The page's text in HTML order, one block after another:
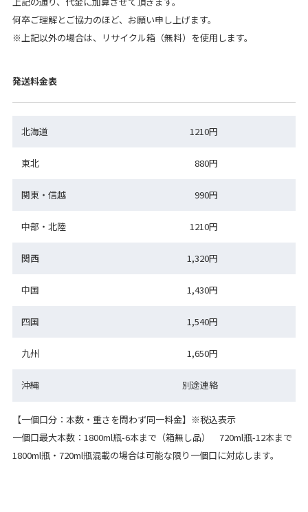
何卒ご理解とご協力のほど、お願い申し上げます。
※上記以外の場合は、リサイクル箱（無料）を使用します。
発送料金表
北海道 1210円
東北 880円
関東・信越 990円
中部・北陸 1210円
関西 1,320円
中国 1,430円
四国 1,540円
九州 1,650円
沖縄 別途連絡
【一個口分：本数・重さを問わず同一料金】※税込表示
一個口最大本数：1800ml瓶-6本まで（箱無し品） 720ml瓶-12本まで
1800ml瓶・720ml瓶混載の場合は可能な限り一個口に対応します。